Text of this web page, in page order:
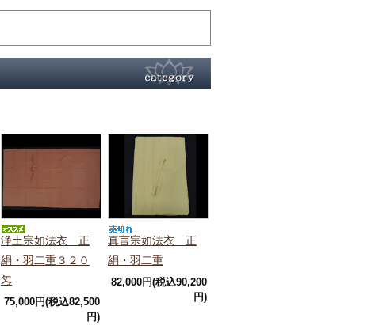
浄土宗如法衣 正
絹・羽二重３２０
匁
75,000円(税込82,500
円)
真言宗如法衣 正
絹・羽二重
82,000円(税込90,200
円)